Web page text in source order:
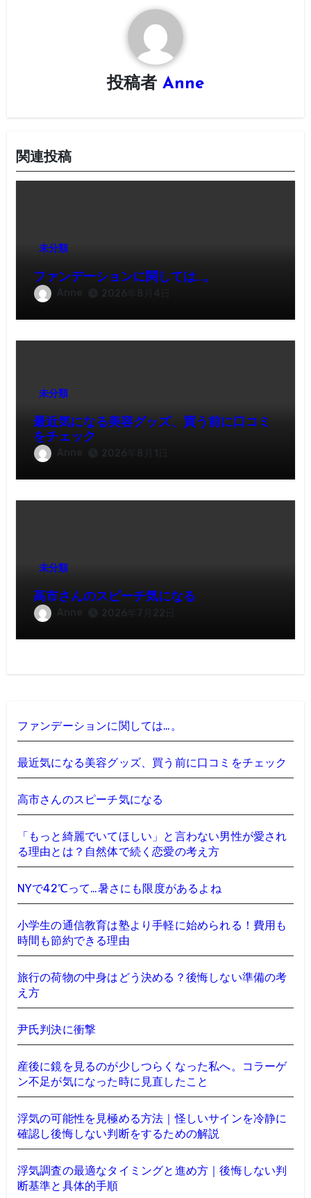
投稿者 Anne
関連投稿
未分類
ファンデーションに関しては…。
Anne 2026年8月4日
未分類
最近気になる美容グッズ、買う前に口コミ
をチェック
Anne 2026年8月1日
未分類
高市さんのスピーチ気になる
Anne 2026年7月22日
ファンデーションに関しては…。
最近気になる美容グッズ、買う前に口コミをチェック
高市さんのスピーチ気になる
「もっと綺麗でいてほしい」と言わない男性が愛され
る理由とは？自然体で続く恋愛の考え方
NYで42℃って…暑さにも限度があるよね
小学生の通信教育は塾より手軽に始められる！費用も
時間も節約できる理由
旅行の荷物の中身はどう決める？後悔しない準備の考
え方
尹氏判決に衝撃
産後に鏡を見るのが少しつらくなった私へ。コラーゲ
ン不足が気になった時に見直したこと
浮気の可能性を見極める方法｜怪しいサインを冷静に
確認し後悔しない判断をするための解説
浮気調査の最適なタイミングと進め方｜後悔しない判
断基準と具体的手順